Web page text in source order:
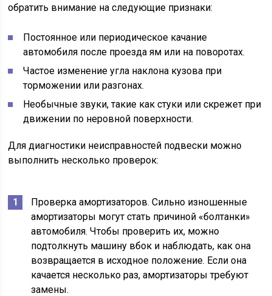
обратить внимание на следующие признаки:
Постоянное или периодическое качание
автомобиля после проезда ям или на поворотах.
Частое изменение угла наклона кузова при
торможении или разгонах.
Необычные звуки, такие как стуки или скрежет при
движении по неровной поверхности.
Для диагностики неисправностей подвески можно
выполнить несколько проверок:
Проверка амортизаторов. Сильно изношенные
амортизаторы могут стать причиной «болтанки»
автомобиля. Чтобы проверить их, можно
подтолкнуть машину вбок и наблюдать, как она
возвращается в исходное положение. Если она
качается несколько раз, амортизаторы требуют
замены.